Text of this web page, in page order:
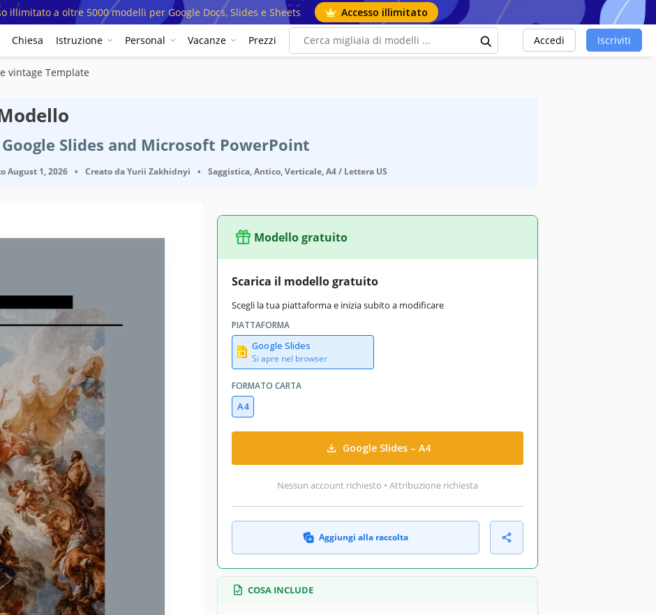
illimitato a oltre 5000 modelli per Google Docs, Slides e Sheets Accesso illimitato
Chiesa Istruzione Personal Vacanze Prezzi Accedi Iscriviti
vintage Template
Slides and Microsoft PowerPoint
August 1, 2026 • Creato daYurii Zakhidnyi • Saggistica, Antico, Verticale, A4 / Lettera US
Modello gratuito
Scarica il modello gratuito
Scegli la tua piattaforma e inizia subito a modificare
PIATTAFORMA
Google Slides
Si apre nel browser
FORMATO CARTA
A4
Google Slides – A4
Nessun account richiesto • Attribuzione richiesta
Aggiungi alla raccolta
COSA INCLUDE